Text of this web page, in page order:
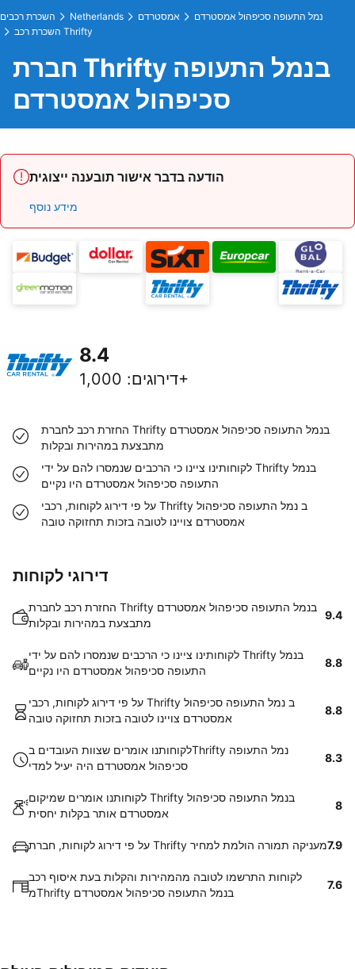
השכרת רכבים Netherlands אמסטרדם
נמל התעופה סכיפהול אמסטרדם
השכרת רכב Thrifty
חברת Thrifty בנמל התעופה
סכיפהול אמסטרדם
הודעה בדבר אישור תובענה ייצוגית
מידע נוסף
8.4
דירוגים: 1,000+
החזרת רכב לחברת Thrifty בנמל התעופה סכיפהול אמסטרדם
מתבצעת במהירות ובקלות
לקוחותינו ציינו כי הרכבים שנמסרו להם על ידי Thrifty בנמל
התעופה סכיפהול אמסטרדם היו נקיים
על פי דירוג לקוחות, רכבי Thrifty ב נמל התעופה סכיפהול
אמסטרדם צויינו לטובה בזכות תחזוקה טובה
דירוגי לקוחות
החזרת רכב לחברת Thrifty בנמל התעופה סכיפהול אמסטרדם
מתבצעת במהירות ובקלות
9.4
לקוחותינו ציינו כי הרכבים שנמסרו להם על ידי Thrifty בנמל
התעופה סכיפהול אמסטרדם היו נקיים
8.8
על פי דירוג לקוחות, רכבי Thrifty ב נמל התעופה סכיפהול
אמסטרדם צויינו לטובה בזכות תחזוקה טובה
8.8
לקוחותנו אומרים שצוות העובדים בThrifty נמל התעופה
סכיפהול אמסטרדם היה יעיל למדי
8.3
לקוחותנו אומרים שמיקום Thrifty בנמל התעופה סכיפהול
אמסטרדם אותר בקלות יחסית
8
על פי דירוג לקוחות, חברת Thrifty מעניקה תמורה הולמת למחיר7.9
לקוחות התרשמו לטובה מהמהירות והקלות בעת איסוף רכב
מThrifty בנמל התעופה סכיפהול אמסטרדם
7.6